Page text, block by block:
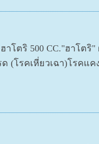
ฮาโตริ 500 CC."ฮาโ
(โรคเหี่ยวเฉา)โรคแ